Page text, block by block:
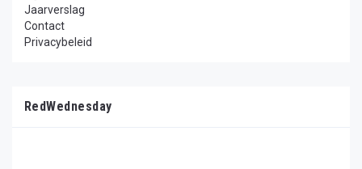
Jaarverslag
Contact
Privacybeleid
RedWednesday